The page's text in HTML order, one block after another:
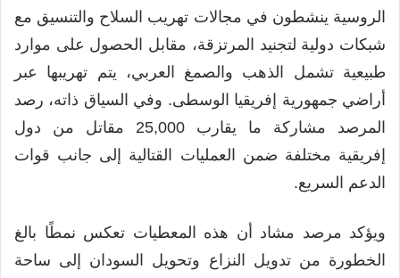
الروسية ينشطون في مجالات تهريب السلاح والتنسيق مع
شبكات دولية لتجنيد المرتزقة، مقابل الحصول على موارد
طبيعية تشمل الذهب والصمغ العربي، يتم تهريبها عبر
أراضي جمهورية إفريقيا الوسطى. وفي السياق ذاته، رصد
المرصد مشاركة ما يقارب 25,000 مقاتل من دول
إفريقية مختلفة ضمن العمليات القتالية إلى جانب قوات
الدعم السريع.
ويؤكد مرصد مشاد أن هذه المعطيات تعكس نمطًا بالغ
الخطورة من تدويل النزاع وتحويل السودان إلى ساحة